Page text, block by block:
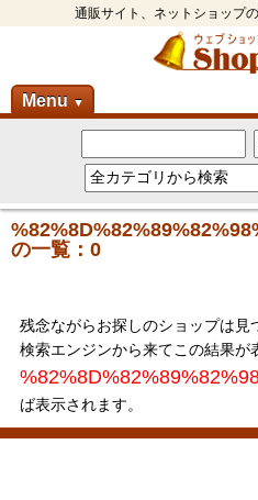
通販サイト、ネットショップ
Menu ▼
の一覧：0
残念ながらお探しのショップは見
検索エンジンから来てこの結果が
ば表示されます。